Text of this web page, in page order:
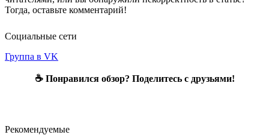
Тогда, оставьте комментарий!
Социальные сети
Группа в VK
☕ Понравился обзор? Поделитесь с друзьями!
Рекомендуемые